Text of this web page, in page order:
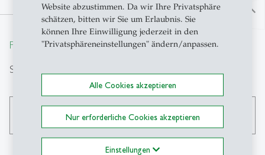
Website abzustimmen. Da wir Ihre Privatsphäre
schätzen, bitten wir Sie um Erlaubnis. Sie
können Ihre Einwilligung jederzeit in den
"Privatsphäreneinstellungen" ändern/anpassen.
Alle Cookies akzeptieren
Nur erforderliche Cookies akzeptieren
Einstellungen
north
From insight to impact.
Suche